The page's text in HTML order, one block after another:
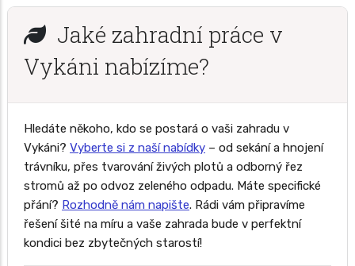
Jaké zahradní práce v
Vykáni nabízíme?
Hledáte někoho, kdo se postará o vaši zahradu v
Vykáni? Vyberte si z naší nabídky – od sekání a hnojení
trávníku, přes tvarování živých plotů a odborný řez
stromů až po odvoz zeleného odpadu. Máte specifické
přání? Rozhodně nám napište. Rádi vám připravíme
řešení šité na míru a vaše zahrada bude v perfektní
kondici bez zbytečných starostí!